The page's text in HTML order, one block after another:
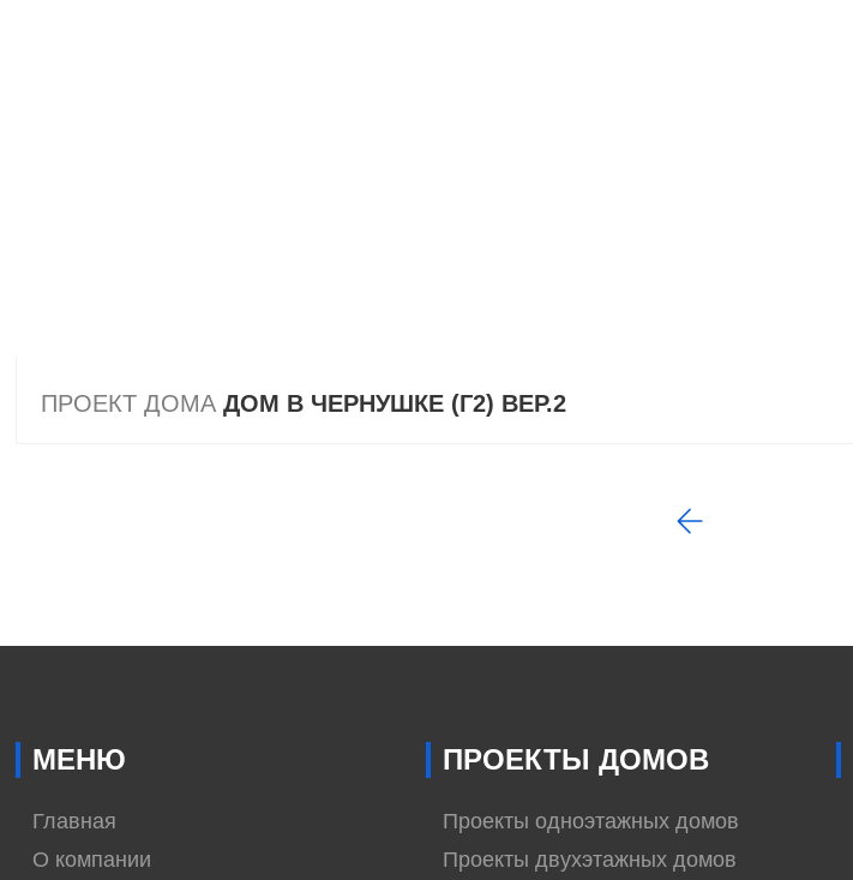
ПРОЕКТ ДОМА ДОМ В ЧЕРНУШКЕ (Г2) ВЕР.2
МЕНЮ
Главная
О компании
ПРОЕКТЫ ДОМОВ
Проекты одноэтажных домов
Проекты двухэтажных домов